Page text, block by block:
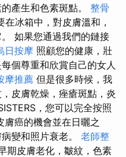
產生和色素斑點。 整骨
冰箱中，對皮膚溫和，
如果您通過我們的鏈接
日按摩 照顧您的健康，壯
個尊重和欣賞自己的女人
摩推薦 但是很多時候，我
皮膚乾燥，痤瘡斑點，炎
，您可以完全按照
膚癌的機會並在日曬之
變和照片衰老。 老師整
期皮膚老化，皺紋，色素